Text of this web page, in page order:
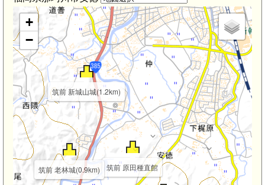
筑前 原田種直館
筑前 老林城(0.9km)
筑前 新城山城(1.2km)
+
−